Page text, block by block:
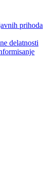
prihoda
delatnosti